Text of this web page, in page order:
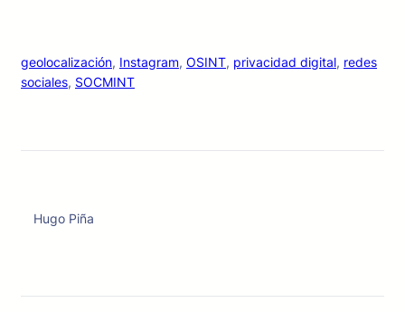
geolocalización, Instagram, OSINT, privacidad digital, redes
sociales, SOCMINT
Hugo Piña